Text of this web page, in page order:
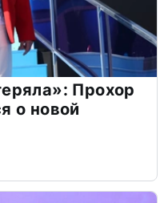
Прохор
о новой